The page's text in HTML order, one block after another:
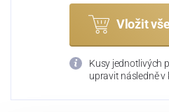
Vložit
Kusy jednotlivých
upravit následně v